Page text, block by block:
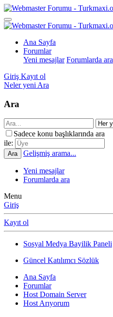
Ana Sayfa
Forumlar
Yeni mesajlar Forumlarda ara
Giriş Kayıt ol
Neler yeni Ara
Ara
Sadece konu başlıklarında ara
ile:
Ara Gelişmiş arama...
Yeni mesajlar
Forumlarda ara
Menu
Giriş
Kayıt ol
Sosyal Medya Bayilik Paneli
Güncel Katılımcı Sözlük
Ana Sayfa
Forumlar
Host Domain Server
Host Arıyorum